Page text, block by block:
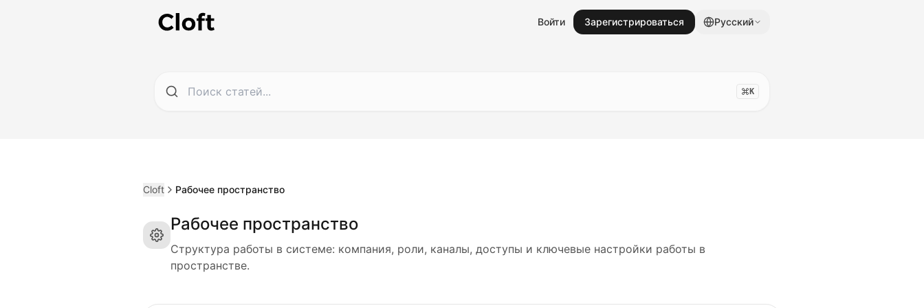
Войти Зарегистрироваться Русский
K
Cloft Рабочее пространство
Рабочее пространство
Структура работы в системе: компания, роли, каналы, доступы и ключевые настройки работы в
пространстве.